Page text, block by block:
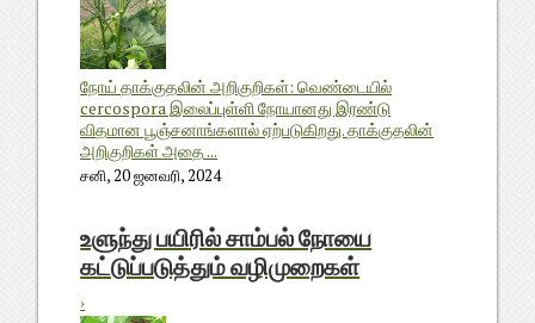
நோய் தாக்குதலின் அறிகுறிகள்: வெண்டையில்
cercospora இலைப்புள்ளி நோயானது இரண்டு
விதமான பூஞ்சனாங்களால் ஏற்படுகிறது. தாக்குதலின்
அறிகுறிகள் அதை ...
சனி, 20 ஜனவரி, 2024
உளுந்து பயிரில் சாம்பல் நோயை
கட்டுப்படுத்தும் வழிமுறைகள்
›